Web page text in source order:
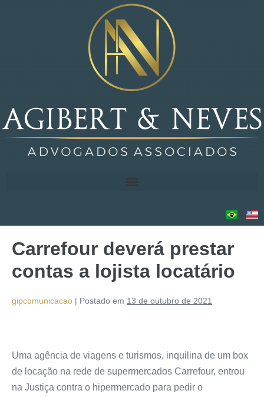
Carrefour deverá prestar
contas a lojista locatário
gipcomunicacao | Postado em 13 de outubro de 2021
Uma agência de viagens e turismos, inquilina de um box
de locação na rede de supermercados Carrefour, entrou
na Justiça contra o hipermercado para pedir o